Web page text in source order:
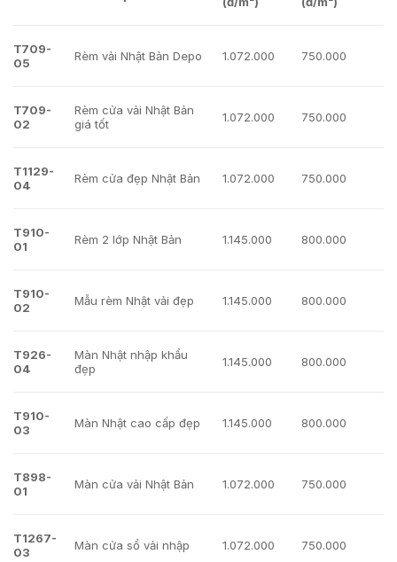
T709-
05
Rèm vải Nhật Bản Depo 1.072.000 750.000
T709-
02
Rèm cửa vải Nhật Bản
giá tốt
1.072.000 750.000
T1129-
04
Rèm cửa đẹp Nhật Bản 1.072.000 750.000
T910-
01
Rèm 2 lớp Nhật Bản 1.145.000 800.000
T910-
02
Mẫu rèm Nhật vải đẹp 1.145.000 800.000
T926-
04
Màn Nhật nhập khẩu
đẹp
1.145.000 800.000
T910-
03
Màn Nhật cao cấp đẹp 1.145.000 800.000
T898-
01
Màn cửa vải Nhật Bản 1.072.000 750.000
T1267-
03
Màn cửa sổ vải nhập 1.072.000 750.000